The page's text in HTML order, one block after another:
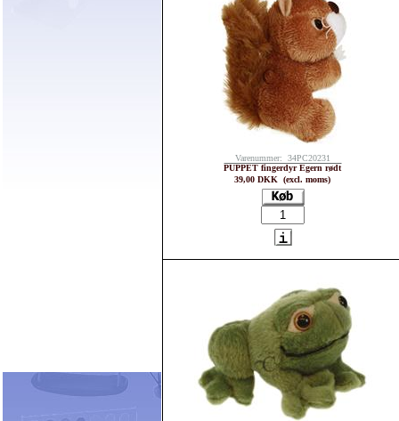
Varenummer: 34PC20231
PUPPET fingerdyr Egern rødt
39,00 DKK (excl. moms)